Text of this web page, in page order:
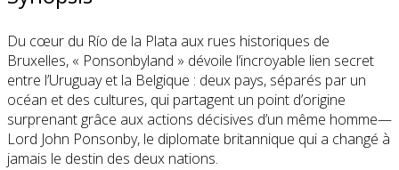
Du cœur du Río de la Plata aux rues historiques de
Bruxelles, « Ponsonbyland » dévoile l’incroyable lien secret
entre l’Uruguay et la Belgique : deux pays, séparés par un
océan et des cultures, qui partagent un point d’origine
surprenant grâce aux actions décisives d’un même homme—
Lord John Ponsonby, le diplomate britannique qui a changé à
jamais le destin des deux nations.